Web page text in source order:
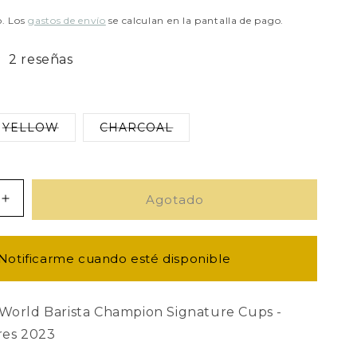
Losgastos de envío se calculan en la pantalla de pago.
2 reseñas
YELLOW
Variante
disponible
CHARCOAL
Variante
disponible
Aumentar
cantidad
para
Dale
150ml
White
Agotado
cuando esté disponible
Barista Champion Signature Cups -
2023